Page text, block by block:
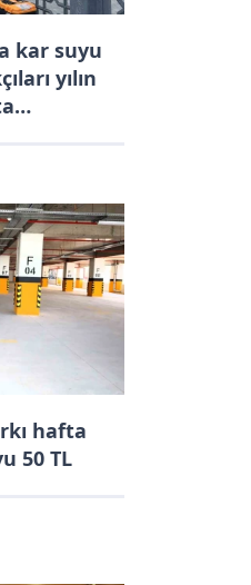
kar suyu
yılın
hafta
50 TL